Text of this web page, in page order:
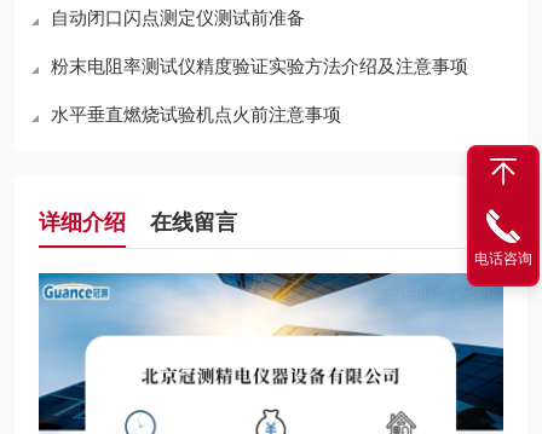
自动闭口闪点测定仪测试前准备
粉末电阻率测试仪精度验证实验方法介绍及注意事项
水平垂直燃烧试验机点火前注意事项
详细介绍 在线留言
电话咨询